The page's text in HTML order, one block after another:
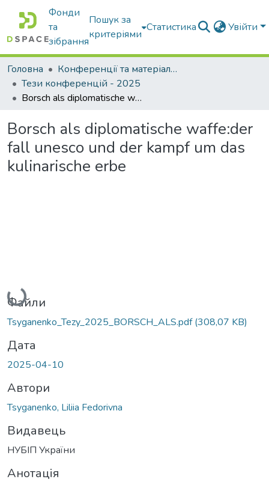
Фонди
та
зібрання
Пошук за
критеріями
Статистика Увійти
Головна
Конференції та матеріали конференцій
Тези конференцій - 2025
Borsch als diplomatische waffe:der fall unesco und der kampf um das kulinarische erbe
Borsch als diplomatische waffe:der
fall unesco und der kampf um das
kulinarische erbe
Вантажиться...
Файли
Tsyganenko_Tezy_2025_BORSCH_ALS.pdf(308,07 KB)
Дата
2025-04-10
Автори
Tsyganenko, Liliia Fedorivna
Видавець
НУБІП України
Анотація